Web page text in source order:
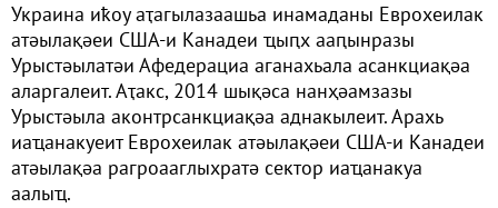
Украина иҟоу аҭагылазаашьа инамаданы Еврохеилак
атәылақәеи США-и Канадеи ҵыԥх ааԥынразы
Урыстәылатәи Афедерациа аганахьала асанкциақәа
аларгалеит. Аҭакс, 2014 шықәса нанҳәамзазы
Урыстәыла аконтрсанкциақәа аднакылеит. Арахь
иаҵанакуеит Еврохеилак атәылақәеи США-и Канадеи
атәылақәа рагроааглыхратә сектор иаҵанакуа
аалыҵ.